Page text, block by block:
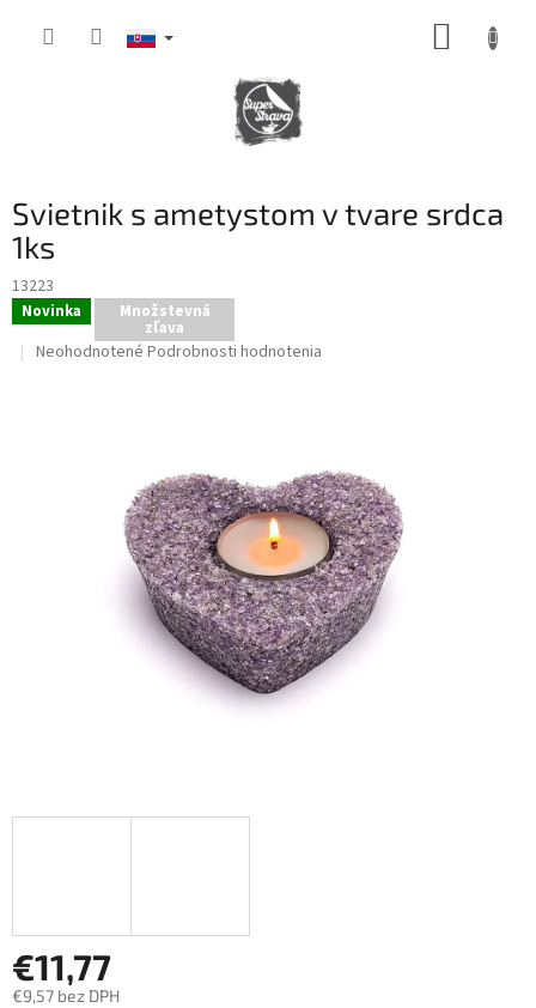
Svietnik s ametystom v tvare srdca
1ks
13223
Novinka Množstevná
zľava
Priemerné
Neohodnotené Podrobnosti hodnotenia
€11,77
€9,57 bez DPH